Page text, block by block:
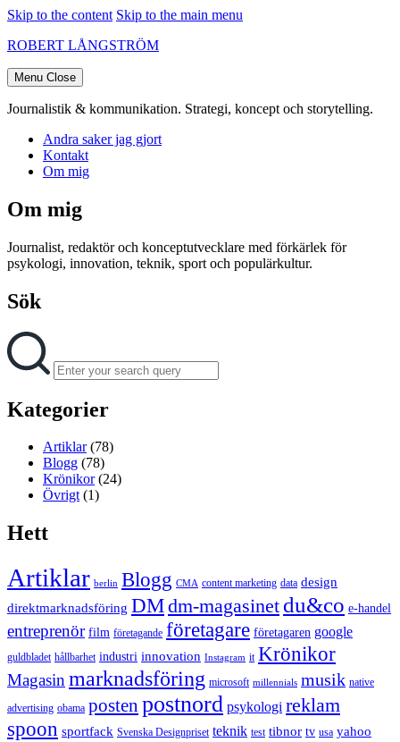
Skip to the content Skip to the main menu
ROBERT LÅNGSTRÖM
Menu Close
Journalistik & kommunikation. Strategi, koncept och storytelling.
Andra saker jag gjort
Kontakt
Om mig
Om mig
Journalist, redaktör och konceptutvecklare med förkärlek för
psykologi, innovation, teknik, sport och populärkultur.
Sök
Search
for:
Kategorier
Artiklar(78)
Blogg (78)
Krönikor(24)
Övrigt(1)
Hett
Artiklar berlin Blogg CMA content marketing data design
direktmarknadsföring DMdm-magasinet du&co e-handel
entreprenör film företagande företagare företagaren google
guldbladet hållbarhet industri innovation Instagram it Krönikor
Magasinmarknadsföring microsoft millennials musik native
advertising obama posten postnord psykologi reklam
spoon sportfack Svenska Designpriset teknik test tibnor tv usa yahoo